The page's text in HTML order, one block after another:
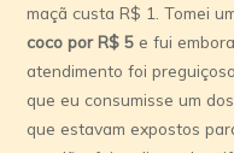
maçã custa R$ 1. Tomei
coco por R$ 5e fui
atendimento foi
que eu consumisse um
que estavam expostos